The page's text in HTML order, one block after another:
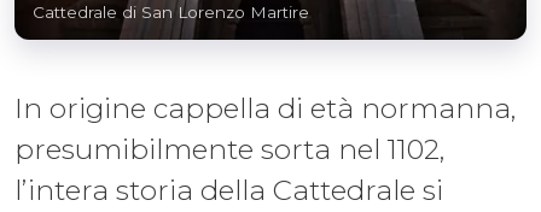
Cattedrale di San Lorenzo Martire
In origine cappella di età normanna,
presumibilmente sorta nel 1102,
l’intera storia della Cattedrale si